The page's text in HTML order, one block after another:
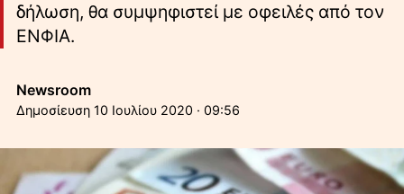
δήλωση, θα συμψηφιστεί με οφειλές από τον
ΕΝΦΙΑ.
Newsroom
10 Ιουλίου 2020 · 09:56